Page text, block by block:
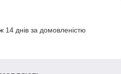
днів за домовленістю